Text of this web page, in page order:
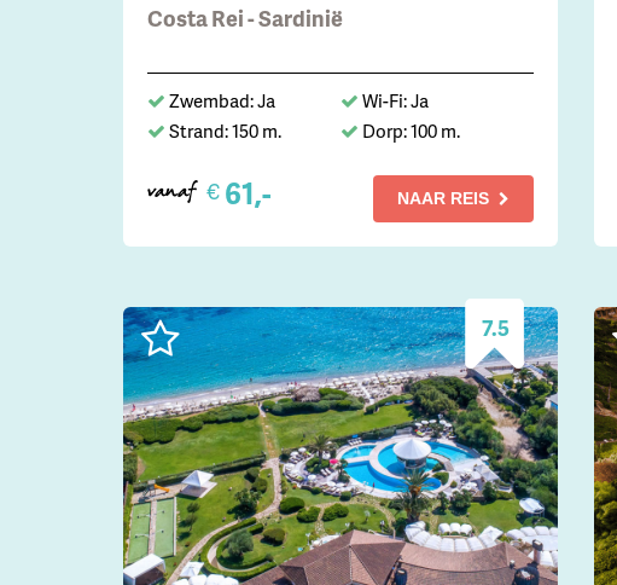
Costa Rei - Sardinië
Zwembad: Ja
Wi-Fi: Ja
Strand: 150 m.
Dorp: 100 m.
vanaf € 61,- NAAR REIS
7.5